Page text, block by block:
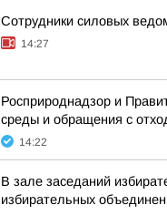
Сотрудники силовых
14:27
Росприроднадзор и
среды и обращения с
14:22
В зале заседаний
избирательных